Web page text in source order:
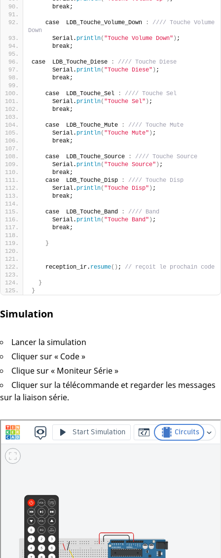
      break;
    case  LDB_Touche_Volume_Down
:
//// Touche Volume
Down
      Serial.
println( "Touche Volume Down" ) ;
      break;
case  LDB_Touche_Diese :
//// Touche Diese
      Serial.
println( "Touche Diese" ) ;
      break;
    case  LDB_Touche_Sel
:
//// Touche Sel
      Serial.
println( "Touche Sel" ) ;
      break;
    case  LDB_Touche_Mute
:
//// Touche Mute
      Serial.
println( "Touche Mute" ) ;
      break;
    case  LDB_Touche_Source
:
//// Touche Source
      Serial.
println( "Touche Source" ) ;
      break;
    case  LDB_Touche_Disp
:
//// Touche Disp
      Serial.
println( "Touche Disp" ) ;
      break;
    case  LDB_Touche_Band
:
//// Band
      Serial.
println( "Touche Band" ) ;
      break;
}
    reception_ir.
resume() ; // reçoit le prochain code
}
}
Simulation
Lancer la simulation
Cliquer sur « Code »
Clique sur « Moniteur Série »
Cliquer sur la télécommande et regarder les messages
sur la liaison série.